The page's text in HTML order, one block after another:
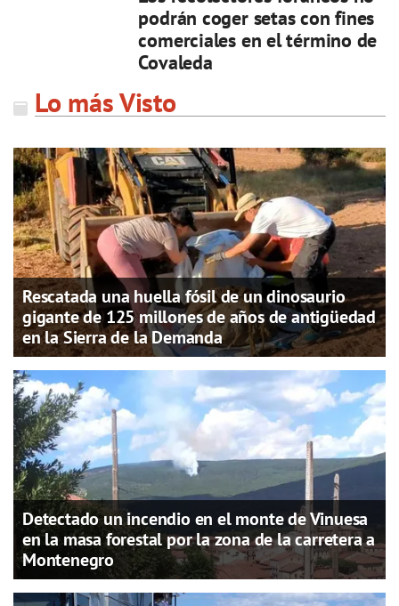
podrán coger setas con fines
comerciales en el término de
Covaleda
Lo más Visto
Rescatada una huella fósil de un dinosaurio
gigante de 125 millones de años de antigüedad
en la Sierra de la Demanda
Detectado un incendio en el monte de Vinuesa
en la masa forestal por la zona de la carretera a
Montenegro